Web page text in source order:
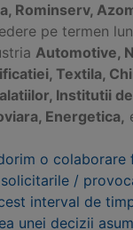
Rominserv,
pe termen
Automotive,
Textila,
Institutii
Energetica,
o
/
interval de
unei decizii